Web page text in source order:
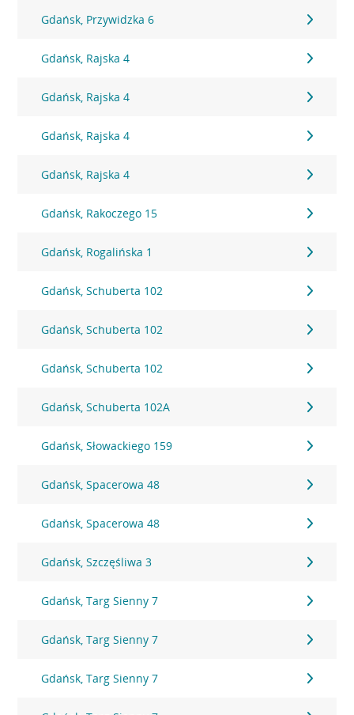
Gdańsk, Przywidzka 6
Gdańsk, Rajska 4
Gdańsk, Rajska 4
Gdańsk, Rajska 4
Gdańsk, Rajska 4
Gdańsk, Rakoczego 15
Gdańsk, Rogalińska 1
Gdańsk, Schuberta 102
Gdańsk, Schuberta 102
Gdańsk, Schuberta 102
Gdańsk, Schuberta 102A
Gdańsk, Słowackiego 159
Gdańsk, Spacerowa 48
Gdańsk, Spacerowa 48
Gdańsk, Szczęśliwa 3
Gdańsk, Targ Sienny 7
Gdańsk, Targ Sienny 7
Gdańsk, Targ Sienny 7